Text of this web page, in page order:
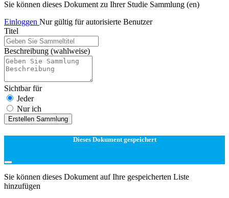
Sie können dieses Dokument zu Ihrer Studie Sammlung (en)
Einloggen Nur gültig für autorisierte Benutzer
Titel
Beschreibung (wahlweise)
Sichtbar für
Jeder
Nur ich
Erstellen Sammlung
Dieses Dokument gespeichert
Sie können dieses Dokument auf Ihre gespeicherten Liste
hinzufügen